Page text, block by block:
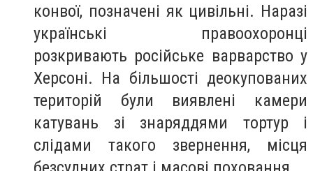
конвої, позначені як цивільні. Наразі
українські правоохоронці
розкривають російське варварство у
Херсоні. На більшості деокупованих
територій були виявлені камери
катувань зі знаряддями тортур і
слідами такого звернення, місця